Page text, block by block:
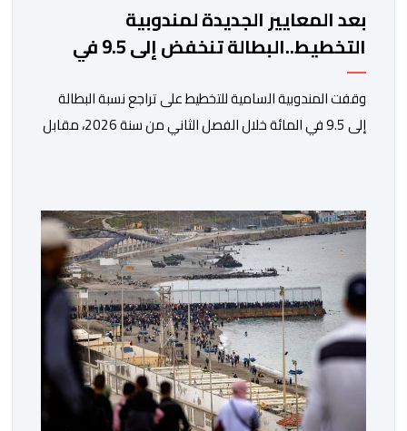
بعد المعايير الجديدة لمندوبية
التخطيط..البطالة تنخفض إلى 9.5 في
المائة
وقفت المندوبية السامية للتخطيط على تراجع نسبة البطالة
إلى 9.5 في المائة خلال الفصل الثاني من سنة 2026، مقابل
الشغل، يتعين التذكير بأن هذه الأخيرة، غيرت منهجيتها في
احتساب البطالة، معتمدة جيلا جديدا من البحوث فيما […]